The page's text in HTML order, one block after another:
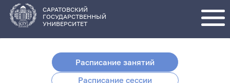
основному
содержанию
САРАТОВСКИЙ
ГОСУДАРСТВЕННЫЙ
УНИВЕРСИТЕТ
Расписание занятий
Расписание сессии